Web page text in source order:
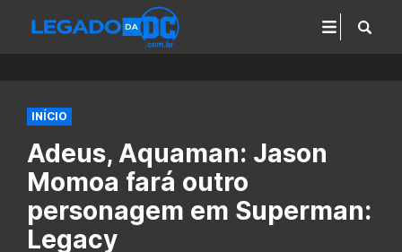
INÍCIO
Adeus, Aquaman: Jason
Momoa fará outro
personagem em Superman:
Legacy